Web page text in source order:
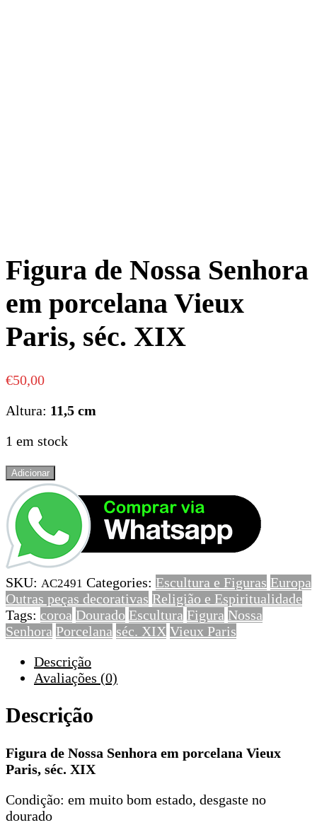
Figura de Nossa Senhora
em porcelana Vieux
Paris, séc. XIX
€50,00
Altura: 11,5 cm
1 em stock
Quantidade
Figura
de
Nossa
Senhora
em
porcelana
Vieux
Paris,
séc.
Adicionar
SKU: AC2491 Categories: Escultura e Figuras Europa
Outras peças decorativas Religião e Espiritualidade
Tags: coroa Dourado Escultura Figura Nossa
Senhora Porcelana séc. XIX Vieux Paris
Descrição
Avaliações (0)
Descrição
Figura de Nossa Senhora em porcelana Vieux
Paris, séc. XIX
Condição: em muito bom estado, desgaste no
dourado